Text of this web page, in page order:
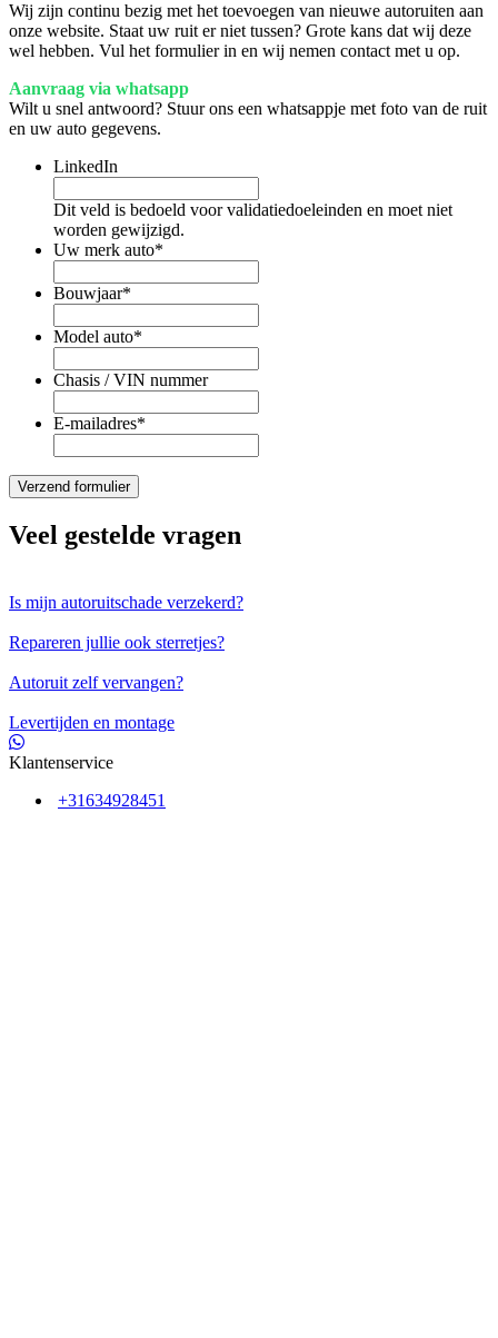
Wij zijn continu bezig met het toevoegen van nieuwe autoruiten aan
onze website. Staat uw ruit er niet tussen? Grote kans dat wij deze
wel hebben. Vul het formulier in en wij nemen contact met u op.
Aanvraag via whatsapp
Wilt u snel antwoord? Stuur ons een whatsappje met foto van de ruit
en uw auto gegevens.
LinkedIn
Dit veld is bedoeld voor validatiedoeleinden en moet niet
worden gewijzigd.
Uw merk auto*
Bouwjaar*
Model auto*
Chasis / VIN nummer
E-mailadres*
Veel gestelde vragen
Is mijn autoruitschade verzekerd?
Repareren jullie ook sterretjes?
Autoruit zelf vervangen?
Levertijden en montage
Klantenservice
+31634928451